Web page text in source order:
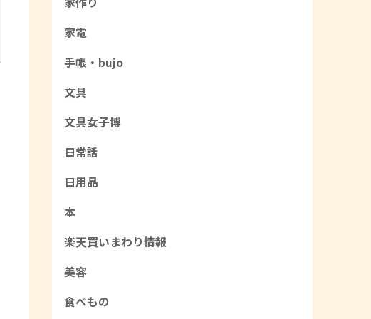
家電
手帳・bujo
文具
文具女子博
日常話
日用品
本
楽天買いまわり情報
美容
食べもの